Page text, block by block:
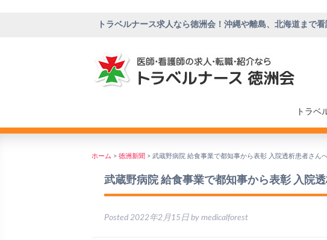
トラベルナース求人なら徳洲会！沖縄や離島、北海道まで
トラベ
ホーム > 徳洲新聞 > 武蔵野病院 給食事業で都知事から表彰 入院透析患者さん
武蔵野病院 給食事業で都知事から表彰 入院
Posted 2022年2月15日 by medicalforest